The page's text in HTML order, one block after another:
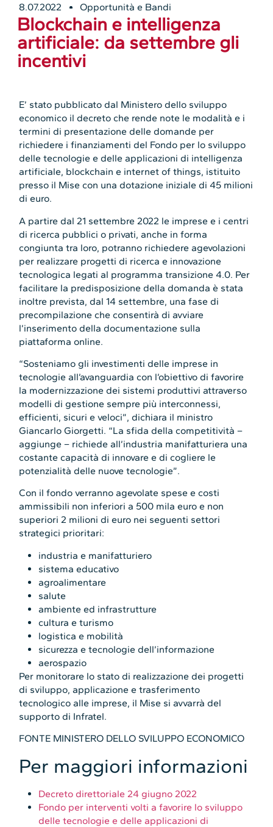
8.07.2022 Opportunità e Bandi
Blockchain e intelligenza
artificiale: da settembre gli
incentivi
E’ stato pubblicato dal Ministero dello sviluppo
economico il decreto che rende note le modalità e i
termini di presentazione delle domande per
richiedere i finanziamenti del Fondo per lo sviluppo
delle tecnologie e delle applicazioni di intelligenza
artificiale, blockchain e internet of things, istituito
presso il Mise con una dotazione iniziale di 45 milioni
di euro.
A partire dal 21 settembre 2022 le imprese e i centri
di ricerca pubblici o privati, anche in forma
congiunta tra loro, potranno richiedere agevolazioni
per realizzare progetti di ricerca e innovazione
tecnologica legati al programma transizione 4.0. Per
facilitare la predisposizione della domanda è stata
inoltre prevista, dal 14 settembre, una fase di
precompilazione che consentirà di avviare
l’inserimento della documentazione sulla
piattaforma online.
“Sosteniamo gli investimenti delle imprese in
tecnologie all’avanguardia con l’obiettivo di favorire
la modernizzazione dei sistemi produttivi attraverso
modelli di gestione sempre più interconnessi,
efficienti, sicuri e veloci”, dichiara il ministro
Giancarlo Giorgetti. “La sfida della competitività –
aggiunge – richiede all’industria manifatturiera una
costante capacità di innovare e di cogliere le
potenzialità delle nuove tecnologie”.
Con il fondo verranno agevolate spese e costi
ammissibili non inferiori a 500 mila euro e non
superiori 2 milioni di euro nei seguenti settori
strategici prioritari:
industria e manifatturiero
sistema educativo
agroalimentare
salute
ambiente ed infrastrutture
cultura e turismo
logistica e mobilità
sicurezza e tecnologie dell’informazione
aerospazio
Per monitorare lo stato di realizzazione dei progetti
di sviluppo, applicazione e trasferimento
tecnologico alle imprese, il Mise si avvarrà del
supporto di Infratel.
FONTE MINISTERO DELLO SVILUPPO ECONOMICO
Per maggiori informazioni
Decreto direttoriale 24 giugno 2022
Fondo per interventi volti a favorire lo sviluppo
delle tecnologie e delle applicazioni di